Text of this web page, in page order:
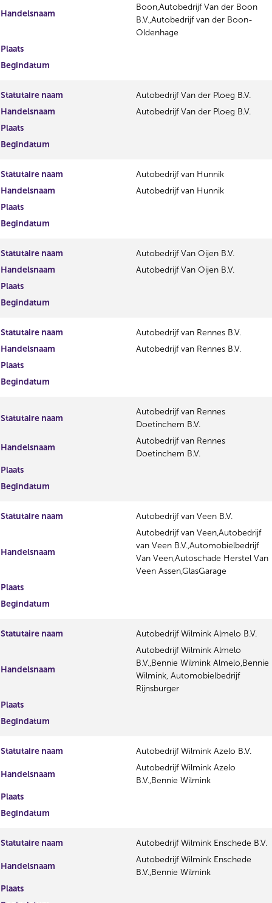
Handelsnaam
Boon,Autobedrijf Van der Boon
B.V.,Autobedrijf van der Boon-
Oldenhage
Plaats
Begindatum
Statutaire naam
Autobedrijf Van der Ploeg B.V.
Handelsnaam
Autobedrijf Van der Ploeg B.V.
Plaats
Begindatum
Statutaire naam
Autobedrijf van Hunnik
Handelsnaam
Autobedrijf van Hunnik
Plaats
Begindatum
Statutaire naam
Autobedrijf Van Oijen B.V.
Handelsnaam
Autobedrijf Van Oijen B.V.
Plaats
Begindatum
Statutaire naam
Autobedrijf van Rennes B.V.
Handelsnaam
Autobedrijf van Rennes B.V.
Plaats
Begindatum
Statutaire naam
Autobedrijf van Rennes
Doetinchem B.V.
Handelsnaam
Autobedrijf van Rennes
Doetinchem B.V.
Plaats
Begindatum
Statutaire naam Autobedrijf van Veen B.V.
Handelsnaam
Autobedrijf van Veen,Autobedrijf
van Veen B.V.,Automobielbedrijf
Van Veen,Autoschade Herstel Van
Veen Assen,GlasGarage
Plaats
Begindatum
Statutaire naam Autobedrijf Wilmink Almelo B.V.
Handelsnaam
Autobedrijf Wilmink Almelo
B.V.,Bennie Wilmink Almelo,Bennie
Wilmink, Automobielbedrijf
Rijnsburger
Plaats
Begindatum
Statutaire naam Autobedrijf Wilmink Azelo B.V.
Handelsnaam
Autobedrijf Wilmink Azelo
B.V.,Bennie Wilmink
Plaats
Begindatum
Statutaire naam Autobedrijf Wilmink Enschede B.V.
Handelsnaam
Autobedrijf Wilmink Enschede
B.V.,Bennie Wilmink
Plaats